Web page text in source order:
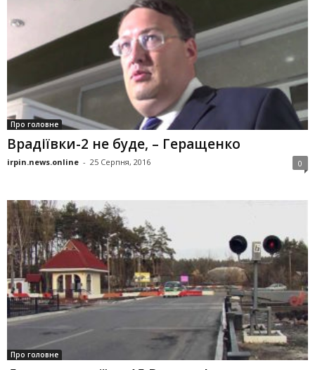
Про головне
Врадіївки-2 не буде, – Геращенко
irpin.news.online - 25 Серпня, 2016 0
Про головне